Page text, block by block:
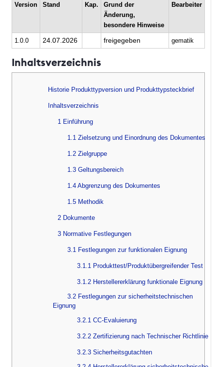
Version Stand Kap.
Grund der
Änderung,
besondere Hinweise
Bearbeiter
1.0.0 24.07.2026 freigegeben gematik
Inhaltsverzeichnis
Historie Produkttypversion und Produkttypsteckbrief
Inhaltsverzeichnis
1 Einführung
1.1 Zielsetzung und Einordnung des Dokumentes
1.2 Zielgruppe
1.3 Geltungsbereich
1.4 Abgrenzung des Dokumentes
1.5 Methodik
2 Dokumente
3 Normative Festlegungen
3.1 Festlegungen zur funktionalen Eignung
3.1.1 Produkttest/Produktübergreifender Test
3.1.2 Herstellererklärung funktionale Eignung
3.2 Festlegungen zur sicherheitstechnischen
Eignung
3.2.1 CC-Evaluierung
3.2.2 Zertifizierung nach Technischer Richtlinie
3.2.3 Sicherheitsgutachten